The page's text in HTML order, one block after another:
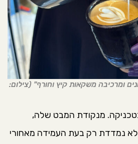
ומרכיבה משקאות קיץ וחורף" (צילום:
מנקודת המבט שלה,
נמדדת רק בעת העמידה מאחורי